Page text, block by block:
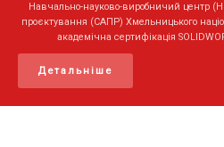
Навчально-науково-виробничий центр
проєктування (САПР) Хмельницького
академічна сертифікація
Детальніше